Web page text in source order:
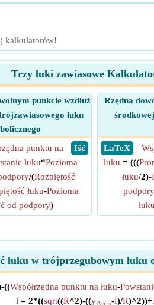
kalkulatorów!
Trzy łuki zawiasowe
punkcie wzdłuż
łuku
​ Iść
punktu na
łuku*Pozioma
/(Rozpiętość
łuku-Pozioma
od podpory)
Rzędna
​ LaTeX
łuku = (((
łuku/2)-
podpory
łuku
łuku w trójprzegubowym łuku
((Współrzędna punktu na łuku-
l = 2*((sqrt((R^2)-((y -f)/R)^2))+